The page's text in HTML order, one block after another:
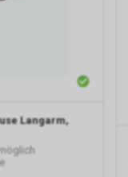
Langarm,